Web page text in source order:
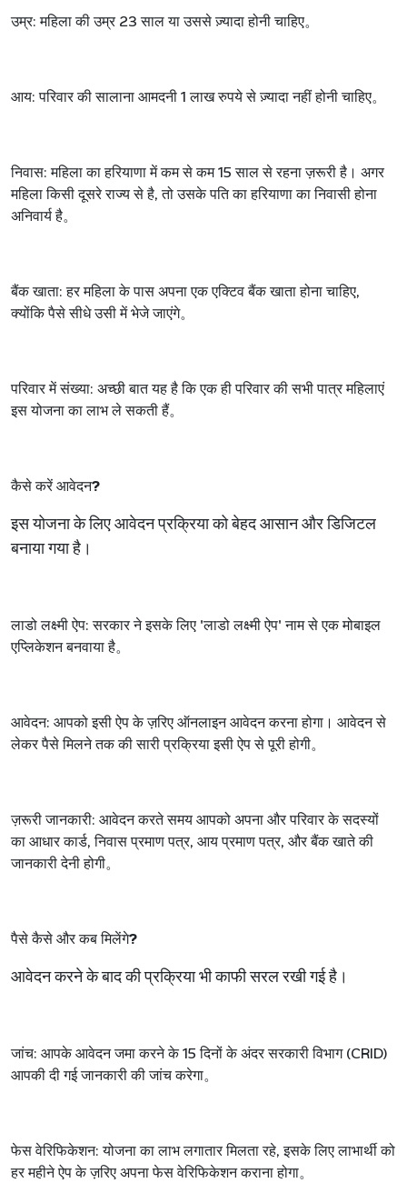
उम्र:महिला की उम्र 23साल या उससे ज़्यादा होनी चाहिए。
आय:परिवार की सालाना आमदनी1लाख रुपये से ज़्यादा नहीं होनी चाहिए。
निवास:महिला का हरियाणा में कम से कम15साल से रहना ज़रूरी है। अगर
महिला किसी दूसरे राज्य से है,तो उसके पति का हरियाणा का निवासी होना
अनिवार्य है。
बैंक खाता:हर महिला के पास अपना एक एक्टिव बैंक खाता होना चाहिए,
क्योंकि पैसे सीधे उसी में भेजे जाएंगे。
परिवार में संख्या: अच्छी बात यह है कि एक ही परिवार की सभी पात्र महिलाएं
इस योजना का लाभ ले सकती हैं。
कैसे करें आवेदन?
इस योजना के लिए आवेदन प्रक्रिया को बेहद आसान और डिजिटल
बनाया गया है।
लाडो लक्ष्मी ऐप: सरकार ने इसके लिए 'लाडो लक्ष्मी ऐप'नाम से एक मोबाइल
एप्लिकेशन बनवाया है。
आवेदन: आपको इसी ऐप के ज़रिए ऑनलाइन आवेदन करना होगा। आवेदन से
लेकर पैसे मिलने तक की सारी प्रक्रिया इसी ऐप से पूरी होगी。
ज़रूरी जानकारी: आवेदन करते समय आपको अपना और परिवार के सदस्यों
का आधार कार्ड,निवास प्रमाण पत्र, आय प्रमाण पत्र, और बैंक खाते की
जानकारी देनी होगी。
पैसे कैसे और कब मिलेंगे?
आवेदन करने के बाद की प्रक्रिया भी काफी सरल रखी गई है।
जांच: आपके आवेदन जमा करने के15दिनों के अंदर सरकारी विभाग (CRID)
आपकी दी गई जानकारी की जांच करेगा。
फेस वेरिफिकेशन:योजना का लाभ लगातार मिलता रहे,इसके लिए लाभार्थी को
हर महीने ऐप के ज़रिए अपना फेस वेरिफिकेशन कराना होगा。